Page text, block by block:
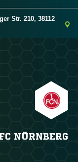
Str. 210, 38112
NÜRNBERG